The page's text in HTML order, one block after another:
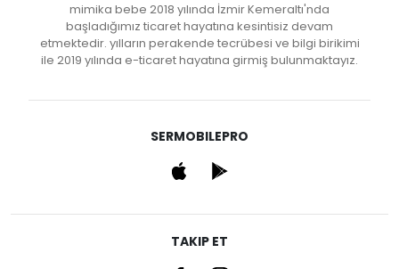
mimika bebe 2018 yılında İzmir Kemeraltı'nda
başladığımız ticaret hayatına kesintisiz devam
etmektedir. yılların perakende tecrübesi ve bilgi birikimi
ile 2019 yılında e-ticaret hayatına girmiş bulunmaktayız.
SERMOBILEPRO
TAKIP ET